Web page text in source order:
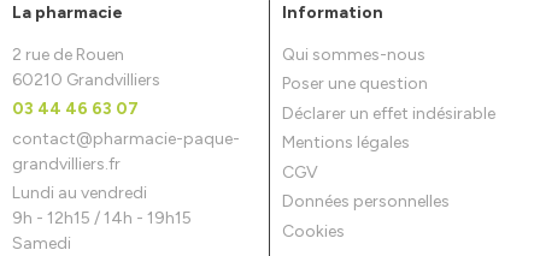
La pharmacie
2 rue de Rouen
60210 Grandvilliers
03 44 46 63 07
contact@pharmacie-paque-
grandvilliers.fr
Lundi au vendredi
9h - 12h15 / 14h - 19h15
Samedi
Information
Qui sommes-nous
Poser une question
Déclarer un effet indésirable
Mentions légales
CGV
Données personnelles
Cookies